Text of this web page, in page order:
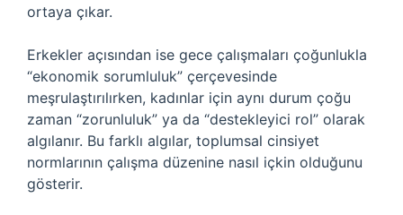
ortaya çıkar.
Erkekler açısından ise gece çalışmaları çoğunlukla
“ekonomik sorumluluk” çerçevesinde
meşrulaştırılırken, kadınlar için aynı durum çoğu
zaman “zorunluluk” ya da “destekleyici rol” olarak
algılanır. Bu farklı algılar, toplumsal cinsiyet
normlarının çalışma düzenine nasıl içkin olduğunu
gösterir.